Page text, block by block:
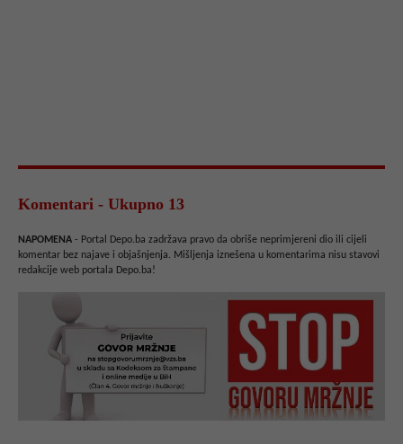
Komentari - Ukupno 13
NAPOMENA - Portal Depo.ba zadržava pravo da obriše neprimjereni dio ili cijeli
komentar bez najave i objašnjenja. Mišljenja iznešena u komentarima nisu stavovi
redakcije web portala Depo.ba!